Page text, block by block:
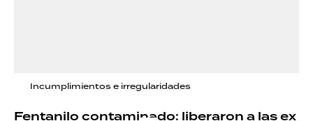
Incumplimientos e irregularidades
Fentanilo contaminado: liberaron a las ex